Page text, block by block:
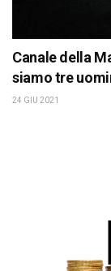
Canale della
siamo tre
24 GIU 2021